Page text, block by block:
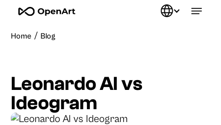
Home / Blog
Leonardo AI vs
Ideogram